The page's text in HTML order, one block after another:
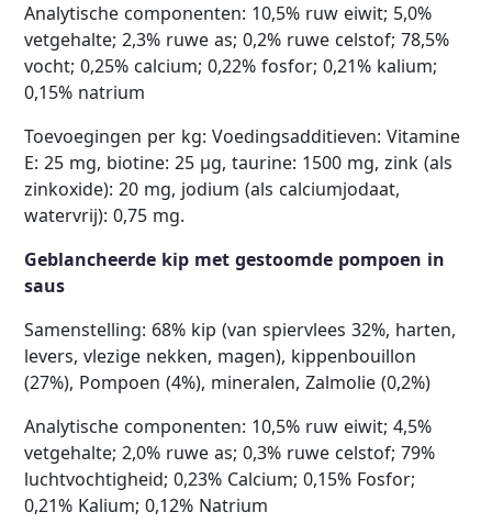
Analytische componenten: 10,5% ruw eiwit; 5,0%
vetgehalte; 2,3% ruwe as; 0,2% ruwe celstof; 78,5%
vocht; 0,25% calcium; 0,22% fosfor; 0,21% kalium;
0,15% natrium
Toevoegingen per kg: Voedingsadditieven: Vitamine
E: 25 mg, biotine: 25 µg, taurine: 1500 mg, zink (als
zinkoxide): 20 mg, jodium (als calciumjodaat,
watervrij): 0,75 mg.
Geblancheerde kip met gestoomde pompoen in
saus
Samenstelling: 68% kip (van spiervlees 32%, harten,
levers, vlezige nekken, magen), kippenbouillon
(27%), Pompoen (4%), mineralen, Zalmolie (0,2%)
Analytische componenten: 10,5% ruw eiwit; 4,5%
vetgehalte; 2,0% ruwe as; 0,3% ruwe celstof; 79%
luchtvochtigheid; 0,23% Calcium; 0,15% Fosfor;
0,21% Kalium; 0,12% Natrium